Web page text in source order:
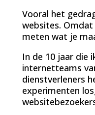
Vooral het
websites.
meten wat je
In de 10 jaar die
internetteams
dienstverleners
experimenten